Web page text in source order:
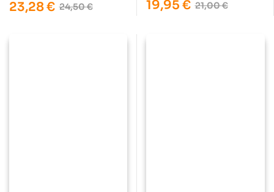
24,50€
23,28€ 21,00€
19,95 €